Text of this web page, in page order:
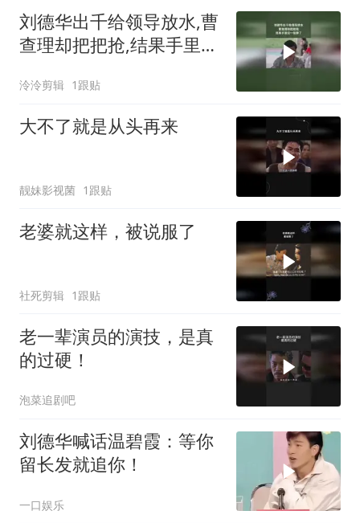
刘德华出千给领导放水,曹
查理却把把抢,结果手里没
泠泠剪辑 1跟贴
大不了就是从头再来
靓妹影视菌 1跟贴
老婆就这样，被说服了
社死剪辑 1跟贴
老一辈演员的演技，是真
的过硬！
泡菜追剧吧
刘德华喊话温碧霞：等你
留长发就追你！
一口娱乐